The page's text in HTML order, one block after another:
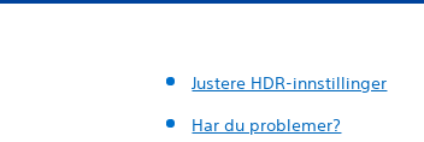
Justere HDR-innstillinger
Har du problemer?